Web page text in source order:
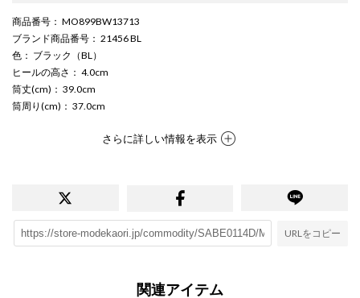
商品番号 ： MO899BW13713
ブランド商品番号 ： 21456 BL
色 ： ブラック（BL）
ヒールの高さ ： 4.0cm
筒丈(cm) ： 39.0cm
筒周り(cm) ： 37.0cm
さらに詳しい情報を表示
URLをコピー
関連アイテム